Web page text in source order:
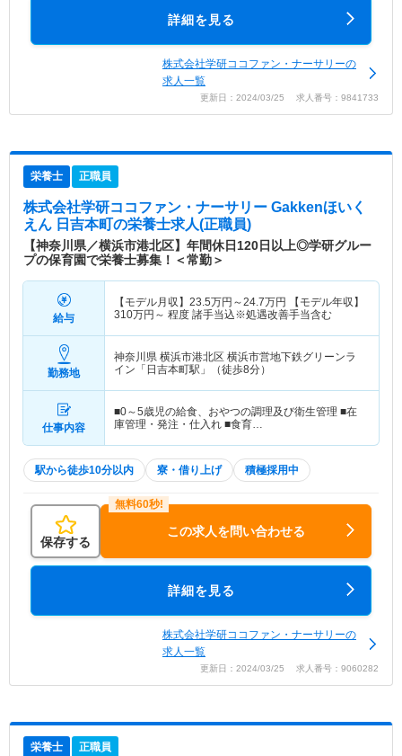
詳細を見る
株式会社学研ココファン・ナーサリーの
求人一覧
更新日：2024/03/25 求人番号：9841733
栄養士 正職員
株式会社学研ココファン・ナーサリー Gakkenほいく
えん 日吉本町の栄養士求人(正職員)
【神奈川県／横浜市港北区】年間休日120日以上◎学研グルー
プの保育園で栄養士募集！＜常勤＞
給与
【モデル月収】 23.5万円～24.7万円
【モデル年収】
310万円～ 程度 諸手当込※処遇改善手当含む
勤務地
神奈川県 横浜市港北区 横浜市営地下鉄グリーンラ
イン「日吉本町駅」（徒歩8分）
仕事内容
■0～5歳児の給食、おやつの調理及び衛生管理 ■在
庫管理・発注・仕入れ ■食育…
駅から徒歩10分以内 寮・借り上げ 積極採用中
保存する
この求人を問い合わせる
詳細を見る
株式会社学研ココファン・ナーサリーの
求人一覧
更新日：2024/03/25 求人番号：9060282
栄養士 正職員